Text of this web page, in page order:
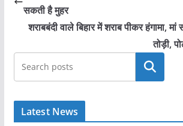
सकती है मुहर
शराबबंदी वाले बिहार में शराब पीकर हंगामा, मां
तोड़ी,
खोजें
Latest News